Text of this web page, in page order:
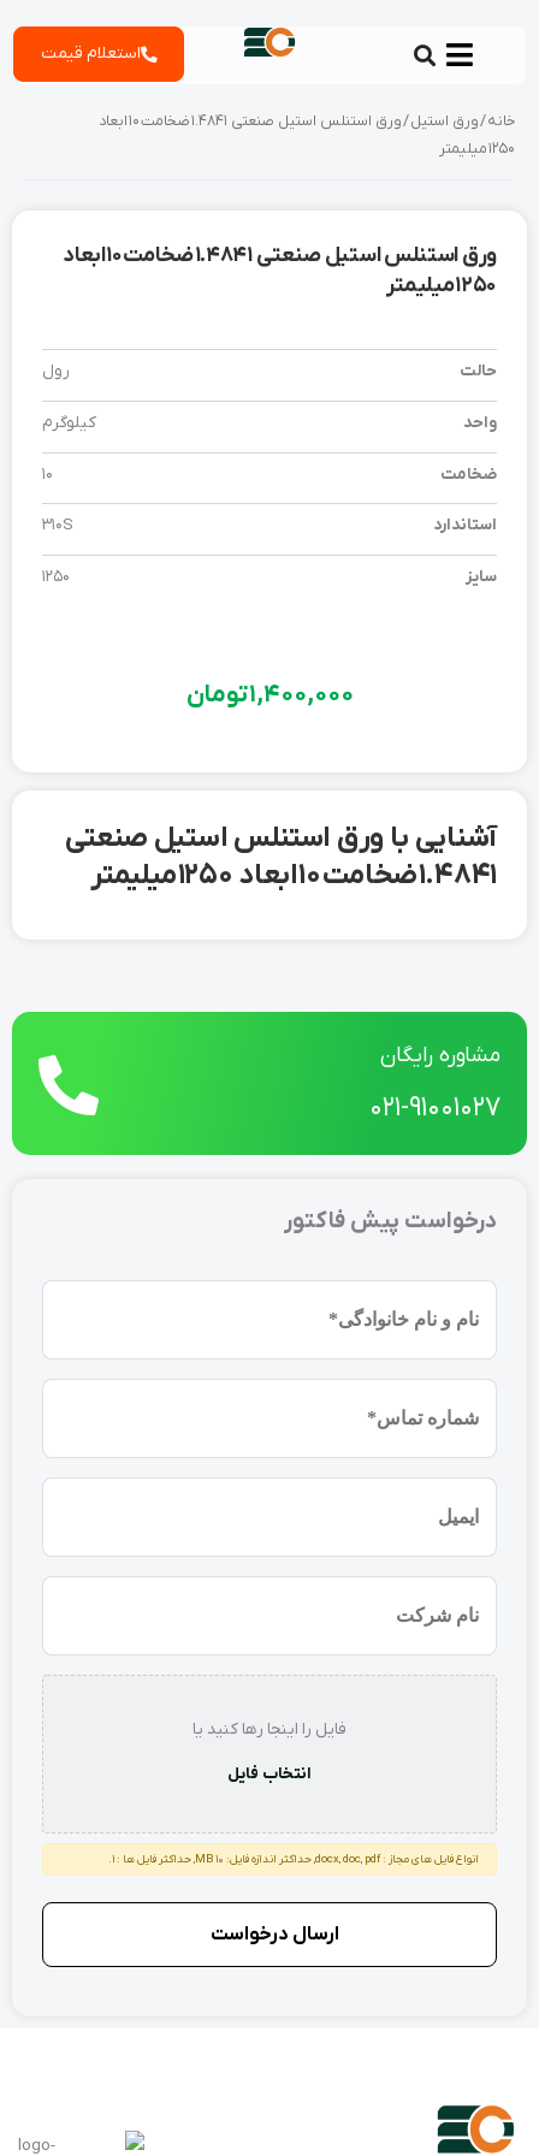
استعلام قیمت
مشاوره رایگان
021-91001027
درخواست پیش فاکتور
نام
(ضروری)
موبایل
(ضروری)
شرکت
استعلام
فایل را اینجا رها کنید یا
انتخاب فایل
انواع فایل های مجاز : docx, doc, pdf, حداکثر اندازه فایل: 10 MB, حداکثر فایل ها : 1.
خانه/ورق استیل
/ ورق استنلس استیل صنعتی 1.4841 ضخامت 10 ابعاد
1250 میلیمتر
ورق استنلس استیل صنعتی 1.4841 ضخامت 10 ابعاد
1250 میلیمتر
حالت رول
واحد کیلوگرم
ضخامت 10
استاندارد 310S
سایز 1250
1,400,000تومان
آشنایی با ورق استنلس استیل صنعتی
1.4841 ضخامت 10 ابعاد 1250 میلیمتر